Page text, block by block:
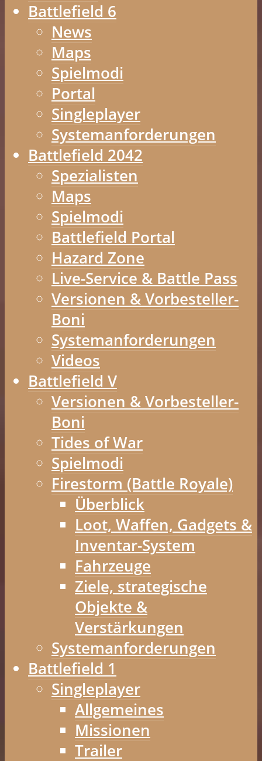
Battlefield 6
News
Maps
Spielmodi
Portal
Singleplayer
Systemanforderungen
Battlefield 2042
Spezialisten
Maps
Spielmodi
Battlefield Portal
Hazard Zone
Live-Service & Battle Pass
Versionen & Vorbesteller-
Boni
Systemanforderungen
Videos
Battlefield V
Versionen & Vorbesteller-
Boni
Tides of War
Spielmodi
Firestorm (Battle Royale)
Überblick
Loot, Waffen, Gadgets &
Inventar-System
Fahrzeuge
Ziele, strategische
Objekte &
Verstärkungen
Systemanforderungen
Battlefield 1
Singleplayer
Allgemeines
Missionen
Trailer